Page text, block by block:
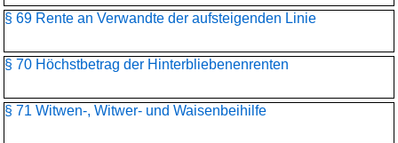
§ 69 Rente an Verwandte der aufsteigenden Linie
§ 70 Höchstbetrag der Hinterbliebenenrenten
§ 71 Witwen-, Witwer- und Waisenbeihilfe